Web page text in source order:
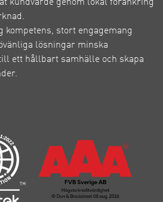
kundvärde genom lokal förankring
kompetens, stort engagemang
lösningar minska
ett hållbart samhälle och skapa